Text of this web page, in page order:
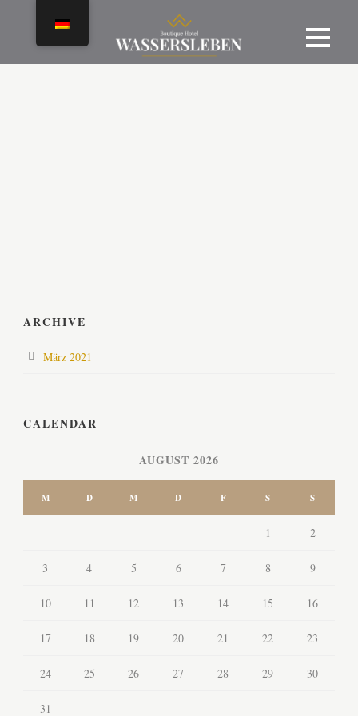
ARCHIVE
März 2021
CALENDAR
AUGUST 2026
M D M D F S S
1 2
3 4 5 6 7 8 9
10 11 12 13 14 15 16
17 18 19 20 21 22 23
24 25 26 27 28 29 30
31